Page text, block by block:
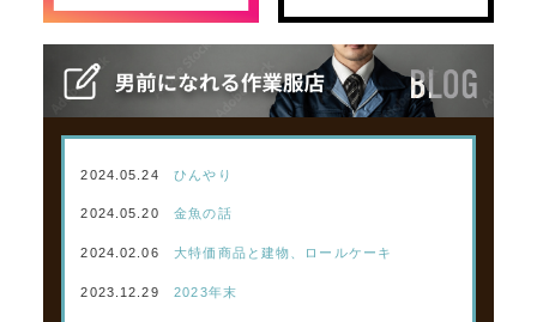
2024.05.24 ひんやり
2024.05.20 金魚の話
2024.02.06 大特価商品と建物、ロールケーキ
2023.12.29 2023年末